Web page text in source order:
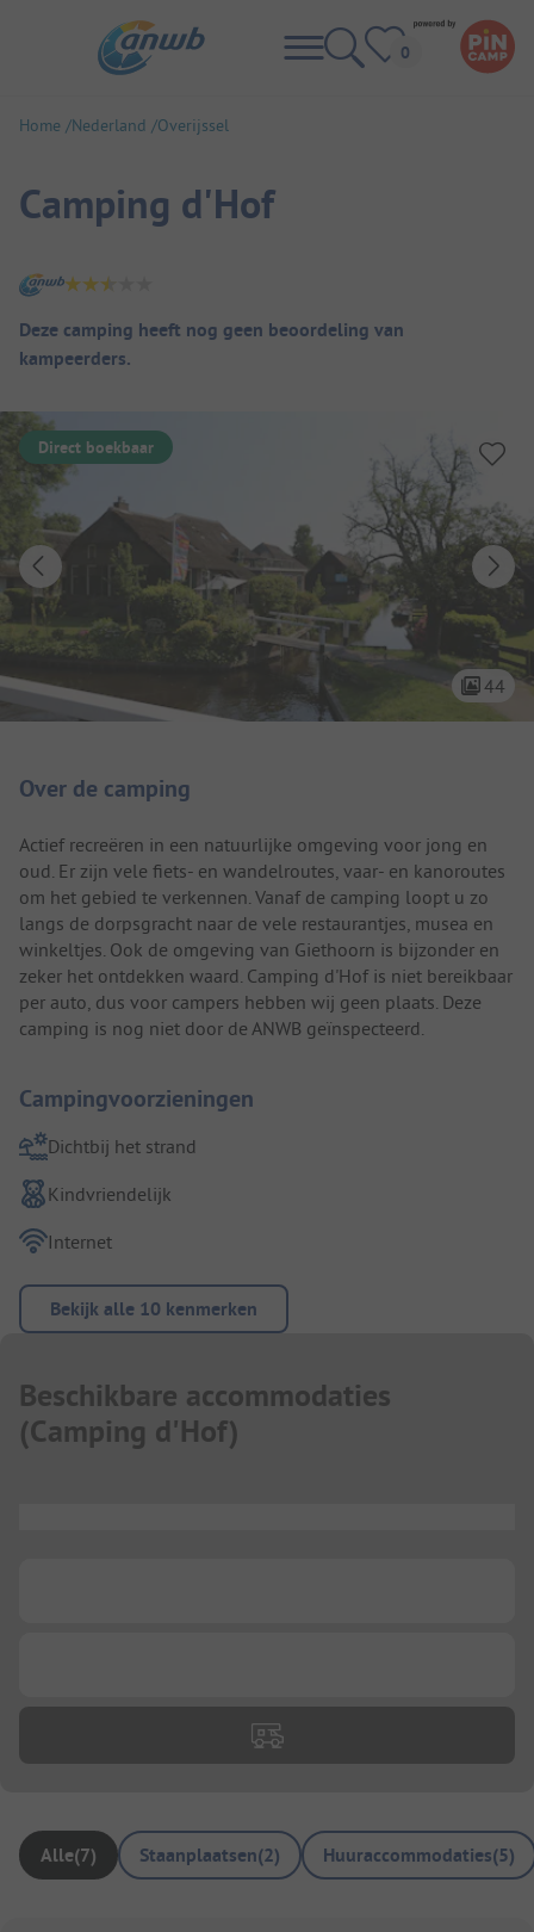
Home Nederland Overijssel
Camping d'Hof
Camping overzicht
Deze camping heeft nog geen beoordeling van
kampeerders.
Direct boekbaar
44
Over de camping
Actief recreëren in een natuurlijke omgeving voor jong en
oud. Er zijn vele fiets- en wandelroutes, vaar- en kanoroutes
om het gebied te verkennen. Vanaf de camping loopt u zo
langs de dorpsgracht naar de vele restaurantjes, musea en
winkeltjes. Ook de omgeving van Giethoorn is bijzonder en
zeker het ontdekken waard. Camping d'Hof is niet bereikbaar
per auto, dus voor campers hebben wij geen plaats. Deze
camping is nog niet door de ANWB geïnspecteerd.
Campingvoorzieningen
Dichtbij het strand
Kindvriendelijk
Internet
Bekijk alle 10 kenmerken
Beschikbare accommodaties
(Camping d'Hof)
Alle(7) Staanplaatsen(2) Huuraccommodaties(5)